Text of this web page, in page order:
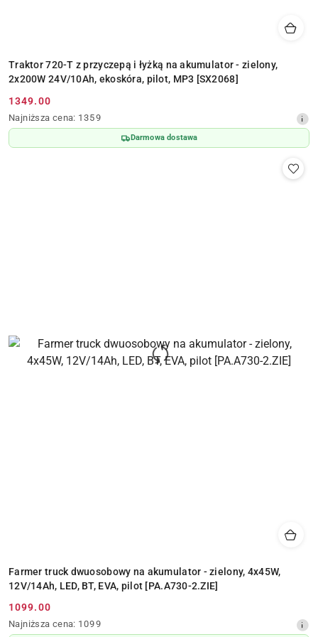
Traktor 720-T z przyczepą i łyżką na akumulator - zielony,
2x200W 24V/10Ah, ekoskóra, pilot, MP3 [SX2068]
Cena
promocyjna:
1349.00
Najniższa
cena
z
Najniższa cena: 1359
Darmowa dostawa
Farmer truck dwuosobowy na akumulator - zielony, 4x45W,
12V/14Ah, LED, BT, EVA, pilot [PA.A730-2.ZIE]
Cena
promocyjna:
1099.00
Najniższa
Najniższa cena: 1099